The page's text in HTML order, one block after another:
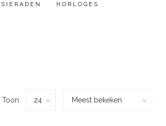
SIERADEN HORLOGES
Toon: